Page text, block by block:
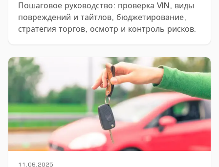
Пошаговое руководство: проверка VIN, виды
повреждений и тайтлов, бюджетирование,
стратегия торгов, осмотр и контроль рисков.
11.06.2025